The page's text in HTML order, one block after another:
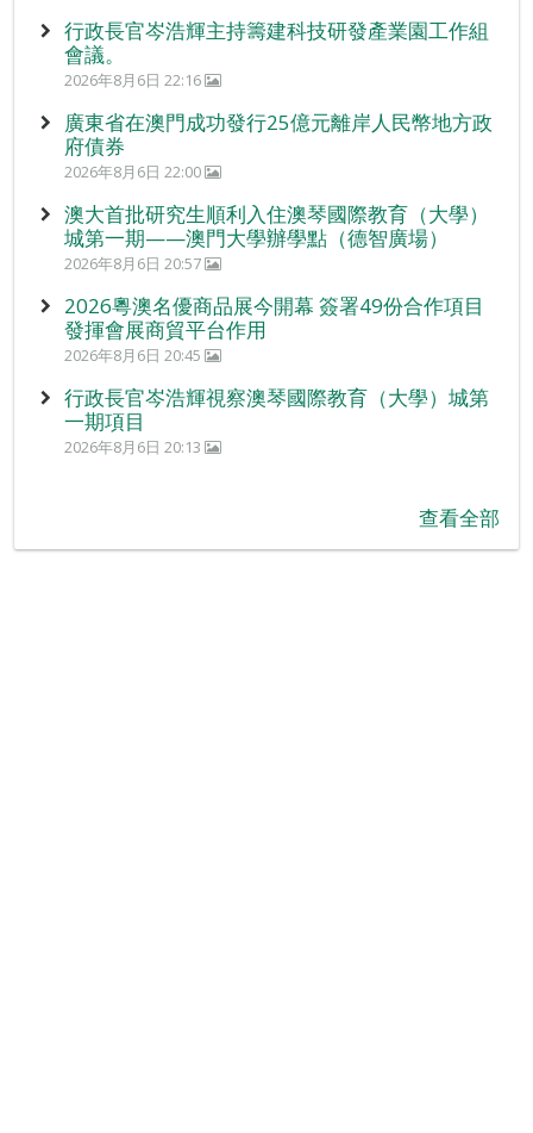
行政長官岑浩輝主持籌建科技研發產業園工作組
會議。
2026年8月6日 22:16
廣東省在澳門成功發行25億元離岸人民幣地方政
府債券
2026年8月6日 22:00
澳大首批研究生順利入住澳琴國際教育（大學）
城第一期——澳門大學辦學點（德智廣場）
2026年8月6日 20:57
2026粵澳名優商品展今開幕 簽署49份合作項目
發揮會展商貿平台作用
2026年8月6日 20:45
行政長官岑浩輝視察澳琴國際教育（大學）城第
一期項目
2026年8月6日 20:13
查看全部